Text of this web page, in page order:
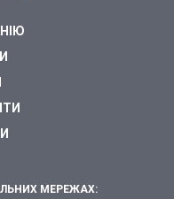
МЕРЕЖАХ: